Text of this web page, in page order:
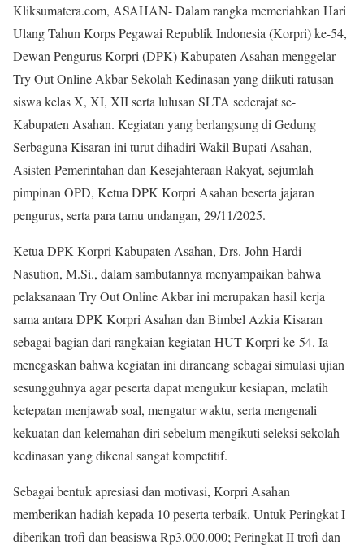
Kliksumatera.com, ASAHAN- Dalam rangka memeriahkan Hari
Ulang Tahun Korps Pegawai Republik Indonesia (Korpri) ke-54,
Dewan Pengurus Korpri (DPK) Kabupaten Asahan menggelar
Try Out Online Akbar Sekolah Kedinasan yang diikuti ratusan
siswa kelas X, XI, XII serta lulusan SLTA sederajat se-
Kabupaten Asahan. Kegiatan yang berlangsung di Gedung
Serbaguna Kisaran ini turut dihadiri Wakil Bupati Asahan,
Asisten Pemerintahan dan Kesejahteraan Rakyat, sejumlah
pimpinan OPD, Ketua DPK Korpri Asahan beserta jajaran
pengurus, serta para tamu undangan, 29/11/2025.
Ketua DPK Korpri Kabupaten Asahan, Drs. John Hardi
Nasution, M.Si., dalam sambutannya menyampaikan bahwa
pelaksanaan Try Out Online Akbar ini merupakan hasil kerja
sama antara DPK Korpri Asahan dan Bimbel Azkia Kisaran
sebagai bagian dari rangkaian kegiatan HUT Korpri ke-54. Ia
menegaskan bahwa kegiatan ini dirancang sebagai simulasi ujian
sesungguhnya agar peserta dapat mengukur kesiapan, melatih
ketepatan menjawab soal, mengatur waktu, serta mengenali
kekuatan dan kelemahan diri sebelum mengikuti seleksi sekolah
kedinasan yang dikenal sangat kompetitif.
Sebagai bentuk apresiasi dan motivasi, Korpri Asahan
memberikan hadiah kepada 10 peserta terbaik. Untuk Peringkat I
diberikan trofi dan beasiswa Rp3.000.000; Peringkat II trofi dan